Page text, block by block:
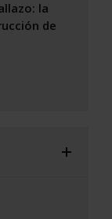
la
de